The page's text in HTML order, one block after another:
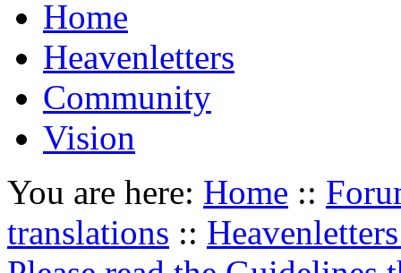
Home
Heavenletters
Community
Vision
You are here: Home ::
translations ::